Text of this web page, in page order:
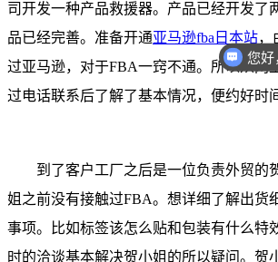
司开发一种产品救援器。产品已经开发了
品已经完善。准备开通亚马逊fba日本站，
过亚马逊，对于FBA一窍不通。所以从网
过电话联系后了解了基本情况，便约好时
到了客户工厂之后是一位负责外贸的
姐之前没有接触过FBA。想详细了解出货
事项。比如标签该怎么贴和包装有什么特
时的洽谈基本解决贺小姐的所以疑问。贺